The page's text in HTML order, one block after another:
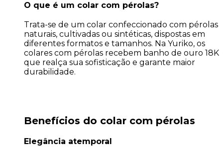
O que é um colar com pérolas?
Trata-se de um colar confeccionado com pérolas
naturais, cultivadas ou sintéticas, dispostas em
diferentes formatos e tamanhos. Na Yuriko, os
colares com pérolas recebem banho de ouro 18K
que realça sua sofisticação e garante maior
durabilidade.
Benefícios do colar com pérolas
Elegância atemporal